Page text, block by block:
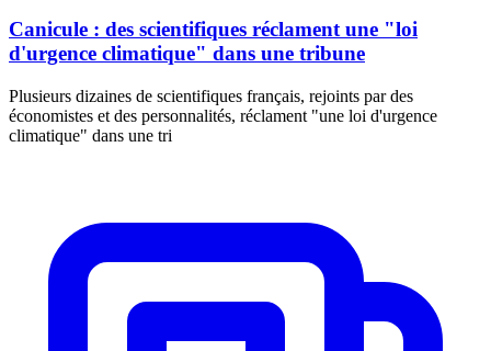
Canicule : des scientifiques réclament une "loi
d'urgence climatique" dans une tribune
Plusieurs dizaines de scientifiques français, rejoints par des
économistes et des personnalités, réclament "une loi d'urgence
climatique" dans une tri